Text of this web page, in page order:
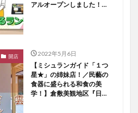
アルオープンしました！
開店 2022年5月6日
【ミシュランガイド「１つ
星★」の姉妹店！／民藝の
食器に盛られる和食の美
学！】倉敷美観地区『日本